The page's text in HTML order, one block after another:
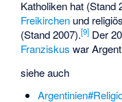
Katholiken hat (Stand
Freikirchen und
(Stand 2007).[9] Der
Franziskus war
siehe auch